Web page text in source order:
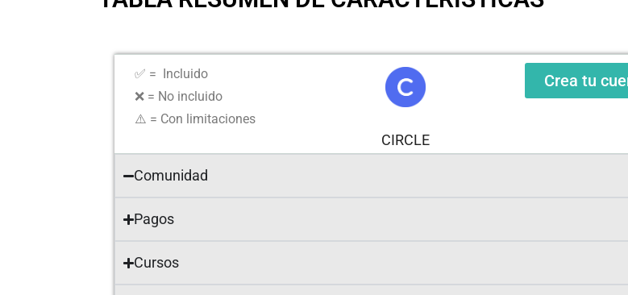
✅ = Incluido
❌ = No incluido
⚠️ = Con limitaciones
CIRCLE
Crea tu
Comunidad
Pagos
Cursos